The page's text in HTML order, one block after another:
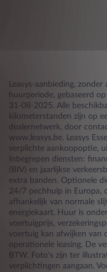
Leasys-aanbieding,
huurperiode, gebaseerd
31-08-2025. Alle
kilometerstanden zijn op
dealernetwerk, door
www.leasys.be. Leasys
verplichte aankoopoptie,
Inbegrepen diensten:
(BIV) en jaarlijkse
extra banden. Optionele
24/7 pechhulp in Europa,
afhankelijk van normale
energiekaart. Huur is
voertuigprijs,
voertuig kan afwijken van
operationele leasing. De
BTW. Foto's zijn ter
verplichtingen aangaan.